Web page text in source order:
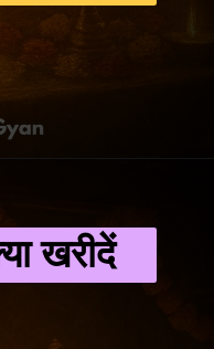
खरीदें